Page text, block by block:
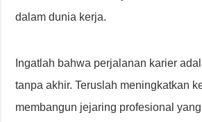
dalam dunia kerja.
Ingatlah bahwa perjalanan karier
tanpa akhir. Teruslah meningkatkan
membangun jejaring profesional